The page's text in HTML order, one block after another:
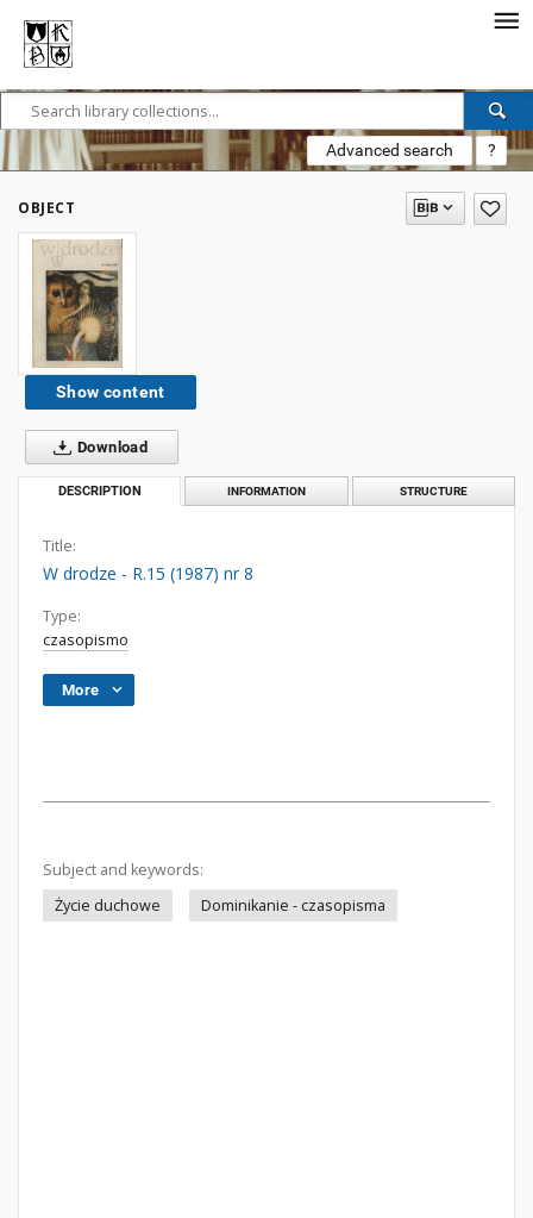
Advanced search ?
OBJECT
Show content
Download
DESCRIPTION INFORMATION STRUCTURE
Title:
W drodze - R.15 (1987) nr 8
Type:
czasopismo
More
Subject and keywords:
Życie duchowe
Dominikanie - czasopisma